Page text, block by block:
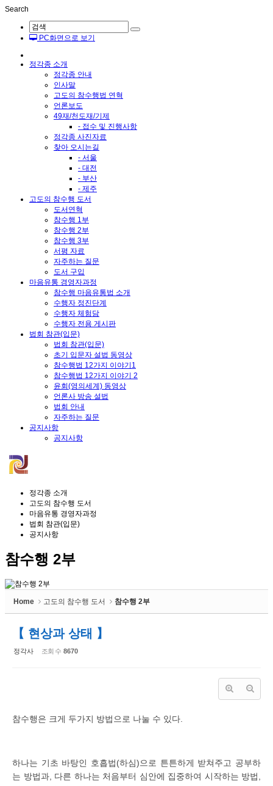
Search
PC화면으로 보기
정각종 소개
정각종 안내
인사말
고도의 참수행법 연혁
언론보도
49재/천도재/기제
- 접수 및 진행사항
정각종 사진자료
찾아 오시는길
- 서울
- 대전
- 부산
- 제주
고도의 참수행 도서
도서연혁
참수행 1부
참수행 2부
참수행 3부
서평 자료
자주하는 질문
도서 구입
마음유통 경영자과정
참수행 마음유통법 소개
수행자 정진단계
수행자 체험담
수행자 전용 게시판
법회 참관(입문)
법회 참관(입문)
초기 입문자 설법 동영상
참수행법 12가지 이야기1
참수행법 12가지 이야기 2
윤회(영의세계) 동영상
언론사 방송 설법
법회 안내
자주하는 질문
공지사항
공지사항
정각종 소개
고도의 참수행 도서
마음유통 경영자과정
법회 참관(입문)
공지사항
참수행 2부
Home 고도의 참수행 도서 참수행 2부
【 현상과 상태 】
정각사 조회 수 8670
참수행은 크게 두가지 방법으로 나눌 수 있다.
하나는 기초 바탕인 호흡법(하심)으로 튼튼하게 받쳐주고 공부하
는 방법과, 다른 하나는 처음부터 심안에 집중하여 시작하는 방법,
Sketchbook5, 스케치북5
Sketchbook5, 스케치북5